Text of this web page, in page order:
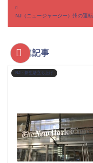
NJ（ニュージャージー）州の運
関連記事
NJ・新生活立ち上げ